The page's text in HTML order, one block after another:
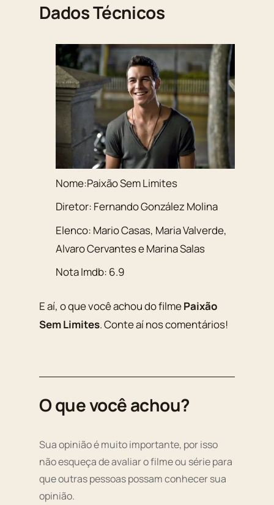
Dados Técnicos
Nome:Paixão Sem Limites
Diretor: Fernando González Molina
Elenco: Mario Casas, Maria Valverde,
Alvaro Cervantes e Marina Salas
Nota Imdb: 6.9
E aí, o que você achou do filmePaixão
Sem Limites. Conte aí nos comentários!
O que você achou?
Sua opinião é muito importante, por isso
não esqueça de avaliar o filme ou série para
que outras pessoas possam conhecer sua
opinião.